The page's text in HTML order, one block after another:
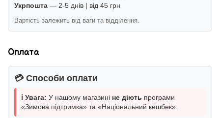
Укрпошта — 2-5 днів | від 45 грн
Вартість залежить від ваги та відділення.
Оплата
💳 Способи оплати
ℹ️ Увага: У нашому магазині не діють програми
«Зимова підтримка» та «Національний кешбек».